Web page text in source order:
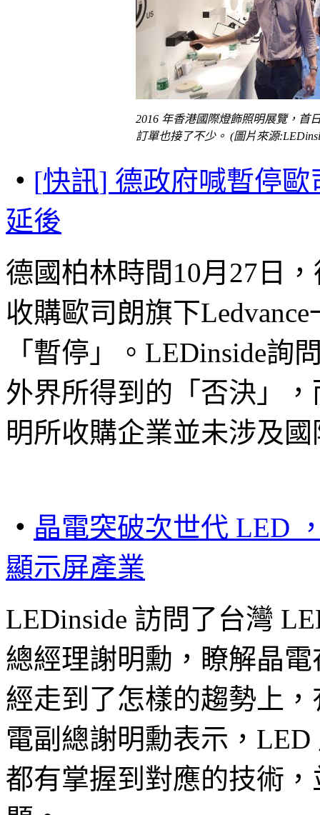
2016 年香港國際燈飾照明展覽，首
訂單也接了不少。 (圖片來源
‧ [快訊] 德政府喊暫停歐
延後
德國柏林時間10月27日
收購歐司朗旗下
「暫停」。LEDinside詢
外界所得到的「否決」
明所收購企業並未涉及
‧ 晶電突破次世代 LED
顯示屏產業
LEDinside 訪問了台灣
總經理謝明勳，瞭解晶
經走到了怎樣的趨勢上
電副總謝明勳表示，
都有掌握到對應的技術